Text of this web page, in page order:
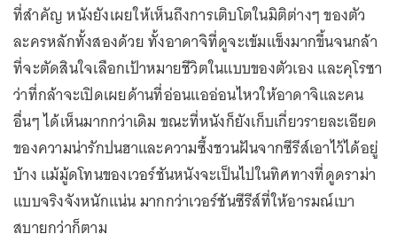
ที่สำคัญ หนังยังเผยให้เห็นถึงการเติบโตในมิติต่างๆ ของตัว
ละครหลักทั้งสองด้วย ทั้งอาดาจิที่ดูจะเข้มแข็งมากขึ้นจนกล้า
ที่จะตัดสินใจเลือกเป้าหมายชีวิตในแบบของตัวเอง และคุโรซา
ว่าที่กล้าจะเปิดเผยด้านที่อ่อนแออ่อนไหวให้อาดาจิและคน
อื่นๆ ได้เห็นมากกว่าเดิม ขณะที่หนังก็ยังเก็บเกี่ยวรายละเอียด
ของความน่ารักปนฮาและความซึ้งชวนฝันจากซีรีส์เอาไว้ได้อยู่
บ้าง แม้มู้ดโทนของเวอร์ชันหนังจะเป็นไปในทิศทางที่ดูดราม่า
แบบจริงจังหนักแน่น มากกว่าเวอร์ชันซีรีส์ที่ให้อารมณ์เบา
สบายกว่าก็ตาม